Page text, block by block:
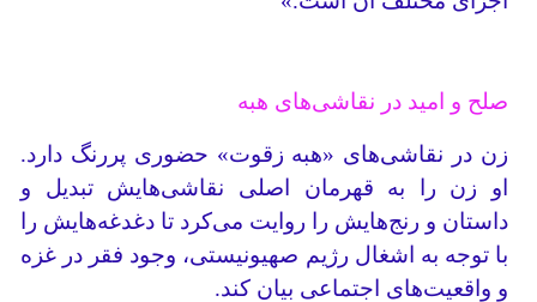
صلح و امید در نقاشی‌های هبه
زن در نقاشی‌های «هبه زقوت» حضوری پررنگ دارد.
او زن را به قهرمان اصلی نقاشی‌هایش تبدیل و
داستان و رنج‌هایش را روایت می‌کرد تا دغدغه‌هایش را
با توجه به اشغال رژیم صهیونیستی، وجود فقر در غزه
و واقعیت‌های اجتماعی بیان کند.